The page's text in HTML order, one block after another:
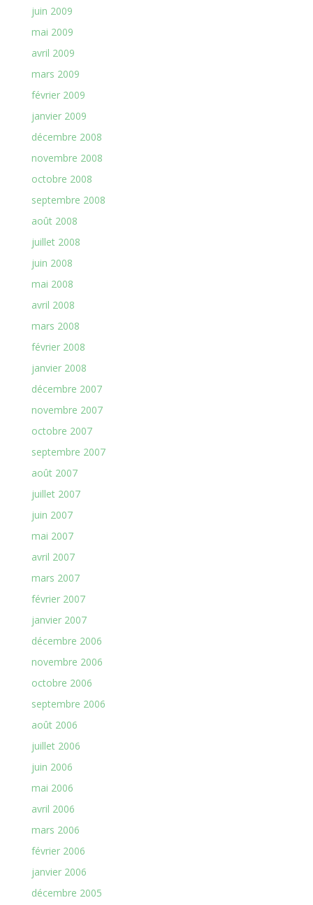
juin 2009
mai 2009
avril 2009
mars 2009
février 2009
janvier 2009
décembre 2008
novembre 2008
octobre 2008
septembre 2008
août 2008
juillet 2008
juin 2008
mai 2008
avril 2008
mars 2008
février 2008
janvier 2008
décembre 2007
novembre 2007
octobre 2007
septembre 2007
août 2007
juillet 2007
juin 2007
mai 2007
avril 2007
mars 2007
février 2007
janvier 2007
décembre 2006
novembre 2006
octobre 2006
septembre 2006
août 2006
juillet 2006
juin 2006
mai 2006
avril 2006
mars 2006
février 2006
janvier 2006
décembre 2005